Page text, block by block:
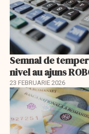
Semnal de
nivel au ajuns
23 FEBRUARIE 2026